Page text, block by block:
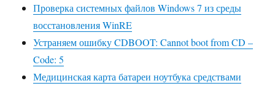
Проверка системных файлов Windows 7 из среды
восстановления WinRE
Устраняем ошибку CDBOOT: Cannot boot from CD –
Code: 5
Медицинская карта батареи ноутбука средствами